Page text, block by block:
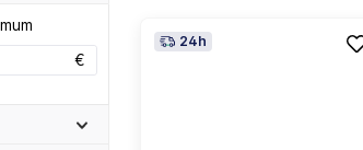
€
24h